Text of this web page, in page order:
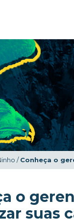
/Conheça o
o
suas